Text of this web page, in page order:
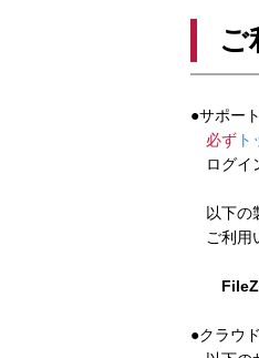
ご
●サポー
必ず
ログイ
以下の
ご利用
●クラウ